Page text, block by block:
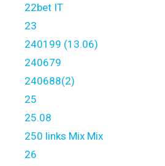
22bet IT
23
240199 (13.06)
240679
240688(2)
25
25.08
250 links Mix Mix
26